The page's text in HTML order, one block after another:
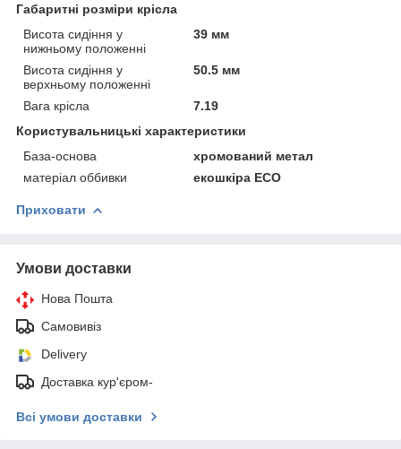
Габаритні розміри крісла
Висота сидіння у
нижньому положенні
39 мм
Висота сидіння у
верхньому положенні
50.5 мм
Вага крісла
7.19
Користувальницькі характеристики
База-основа
хромований метал
матеріал оббивки
екошкіра ЕСО
Приховати
Умови доставки
Нова Пошта
Самовивіз
Delivery
Доставка кур'єром-
Всі умови доставки